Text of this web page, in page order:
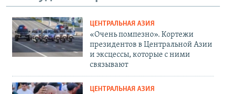
ЦЕНТРАЛЬНАЯ АЗИЯ
«Очень помпезно». Кортежи
президентов в Центральной Азии
и эксцессы, которые с ними
связывают
ЦЕНТРАЛЬНАЯ АЗИЯ